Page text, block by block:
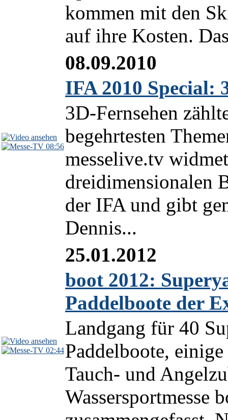
kommen mit den
auf ihre Kosten.
08:56
08.09.2010
IFA 2010 Special:
3D-Fernsehen
begehrtesten
messelive.tv
dreidimensionalen
der IFA und gibt
Dennis...
02:44
25.01.2012
boot 2012:
Paddelboote der
Landgang für 40
Paddelboote,
Tauch- und
Wassersportmesse